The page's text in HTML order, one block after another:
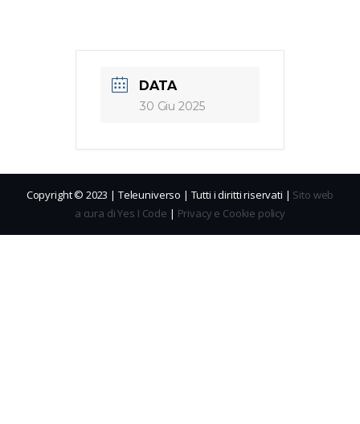
DATA
30 Giu 2025
Copyright © 2023 | Teleuniverso | Tutti i diritti riservati | Sito web
a cura di Yes I Code | Privacy e Cookie policy